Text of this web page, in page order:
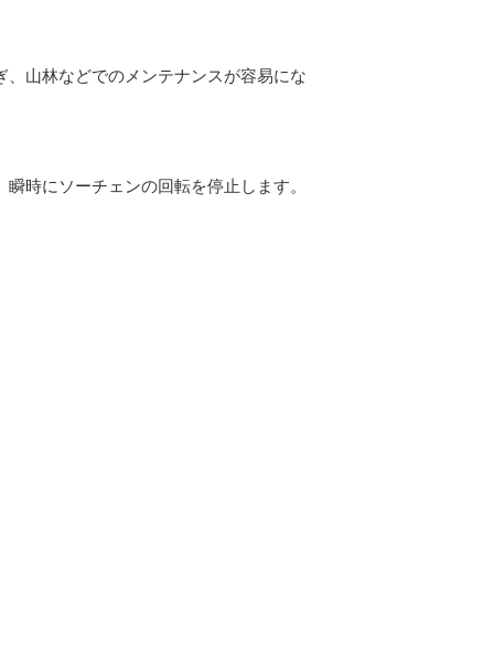
山林などでのメンテナンスが容易にな
時にソーチェンの回転を停止します。